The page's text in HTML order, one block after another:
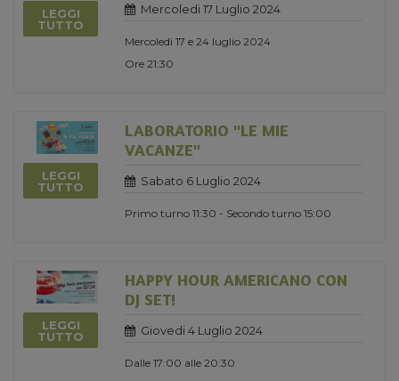
LEGGI
TUTTO
Mercoledi 17 Luglio 2024
Mercoledì 17 e 24 luglio 2024
Ore 21:30
LEGGI
TUTTO
LABORATORIO "LE MIE
VACANZE"
Sabato 6 Luglio 2024
Primo turno 11:30 - Secondo turno 15:00
LEGGI
TUTTO
HAPPY HOUR AMERICANO CON
DJ SET!
Giovedi 4 Luglio 2024
Dalle 17:00 alle 20:30